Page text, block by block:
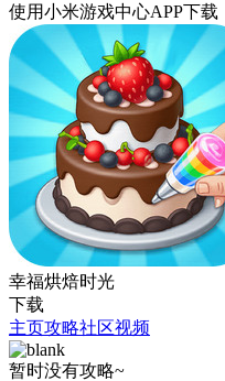
使用小米游戏中心APP下载
幸福烘焙时光
下载
主页攻略社区视频
暂时没有攻略~